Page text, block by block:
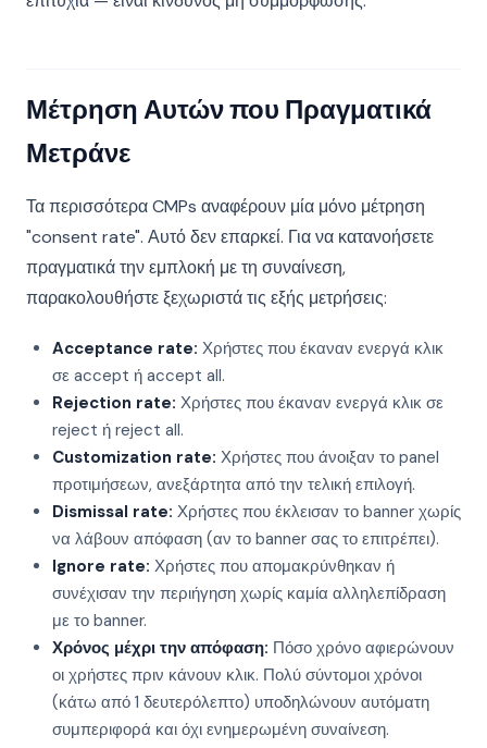
Μέτρηση Αυτών που Πραγματικά
Μετράνε
Τα περισσότερα CMPs αναφέρουν μία μόνο μέτρηση
"consent rate". Αυτό δεν επαρκεί. Για να κατανοήσετε
πραγματικά την εμπλοκή με τη συναίνεση,
παρακολουθήστε ξεχωριστά τις εξής μετρήσεις:
Acceptance rate: Χρήστες που έκαναν ενεργά κλικ
σε accept ή accept all.
Rejection rate: Χρήστες που έκαναν ενεργά κλικ σε
reject ή reject all.
Customization rate: Χρήστες που άνοιξαν το panel
προτιμήσεων, ανεξάρτητα από την τελική επιλογή.
Dismissal rate: Χρήστες που έκλεισαν το banner χωρίς
να λάβουν απόφαση (αν το banner σας το επιτρέπει).
Ignore rate: Χρήστες που απομακρύνθηκαν ή
συνέχισαν την περιήγηση χωρίς καμία αλληλεπίδραση
με το banner.
Χρόνος μέχρι την απόφαση: Πόσο χρόνο αφιερώνουν
οι χρήστες πριν κάνουν κλικ. Πολύ σύντομοι χρόνοι
(κάτω από 1 δευτερόλεπτο) υποδηλώνουν αυτόματη
συμπεριφορά και όχι ενημερωμένη συναίνεση.